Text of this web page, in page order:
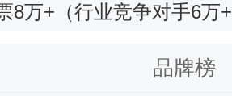
8万+ （行业竞争对手6万
品牌榜